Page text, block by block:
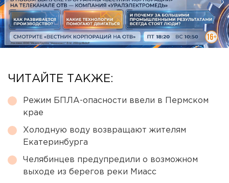
ЧИТАЙТЕ ТАКЖЕ:
Режим БПЛА-опасности ввели в Пермском
крае
Холодную воду возвращают жителям
Екатеринбурга
Челябинцев предупредили о возможном
выходе из берегов реки Миасс